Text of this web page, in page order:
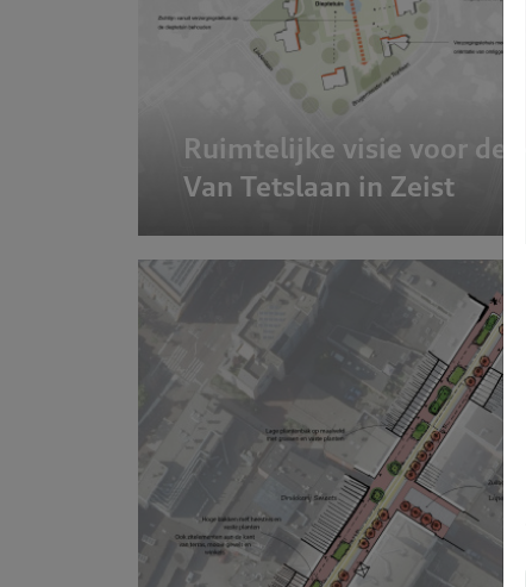
Ruimtelijke visie voor de
Van Tetslaan in Zeist